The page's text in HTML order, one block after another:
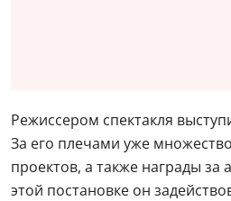
Режиссером спектакля
За его плечами уже
проектов, а также награды за
этой постановке он